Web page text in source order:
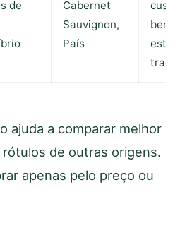
de
Cabernet
Sauvignon,
País
ajuda a comparar melhor
de outras origens.
apenas pelo preço ou